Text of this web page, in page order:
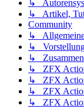
↳
↳ Artikel,
Community
↳
↳
↳
↳ ZFX
↳ ZFX
↳ ZFX
↳ ZFX